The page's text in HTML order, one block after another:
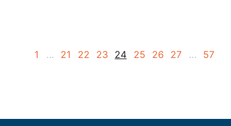
1 … 21 22 23 24 25 26 27 … 57